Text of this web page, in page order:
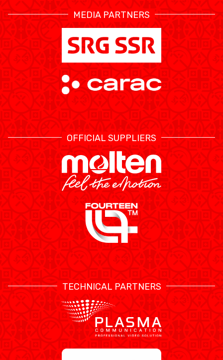
MEDIA PARTNERS
OFFICIAL SUPPLIERS
TECHNICAL PARTNERS